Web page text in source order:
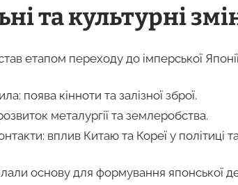
та культурні
етапом переходу до імперської
поява кінноти та залізної зброї.
металургії та землеробства.
вплив Китаю та Кореї у політиці та
основу для формування японської